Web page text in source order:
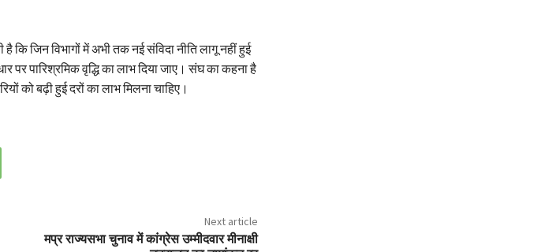
कि जिन विभागों में अभी तक नई संविदा नीति लागू नहीं हुई
पर पारिश्रमिक वृद्धि का लाभ दिया जाए। संघ का कहना है
को बढ़ी हुई दरों का लाभ मिलना चाहिए।
Next article
मप्र राज्यसभा चुनाव में कांग्रेस उम्मीदवार मीनाक्षी